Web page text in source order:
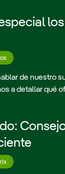
de nuestro
a detallar qué